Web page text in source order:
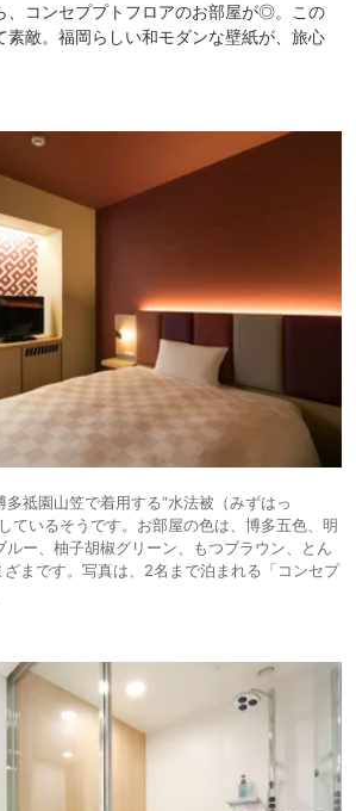
、コンセププトフロアのお部屋が◎。この
素敵。福岡らしい和モダンな壁紙が、旅心
祗園山笠で着用する“水法被（みずはっ
ているそうです。お部屋の色は、博多五色、明
ルー、柚子胡椒グリーン、もつブラウン、とん
まです。写真は、2名まで泊まれる「コンセプ